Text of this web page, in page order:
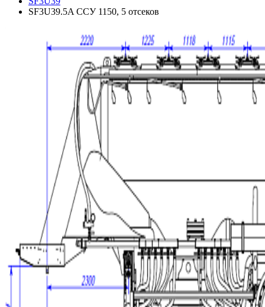
SF3U39.5A ССУ 1150, 5 отсеков